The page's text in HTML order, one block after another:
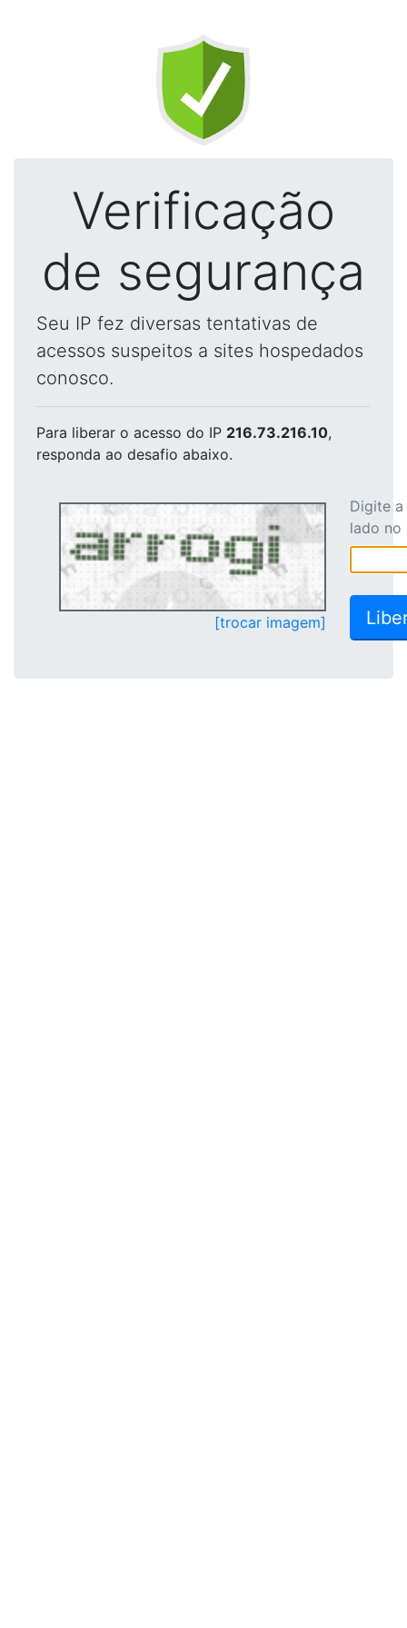
Verificação
de segurança
Seu IP fez diversas tentativas de
acessos suspeitos a sites hospedados
conosco.
Para liberar o acesso do IP 216.73.216.10,
responda ao desafio abaixo.
[trocar imagem]
Digite
lado no